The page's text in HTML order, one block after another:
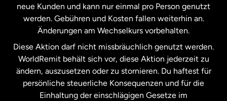
Neuseeland
Niederlande
Schweden
neue Kunden und kann nur einmal pro Person genutzt
werden. Gebühren und Kosten fallen weiterhin an.
Änderungen am Wechselkurs vorbehalten.
Diese Aktion darf nicht missbräuchlich genutzt werden.
WorldRemit behält sich vor, diese Aktion jederzeit zu
ändern, auszusetzen oder zu stornieren. Du haftest für
persönliche steuerliche Konsequenzen und für die
Einhaltung der einschlägigen Gesetze im